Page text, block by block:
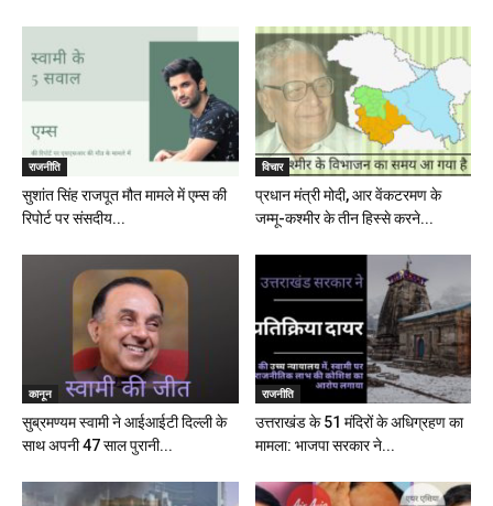
राजनीति
सुशांत सिंह राजपूत मौत मामले में एम्स की
रिपोर्ट पर संसदीय...
विचार
प्रधान मंत्री मोदी, आर वेंकटरमण के
जम्मू-कश्मीर के तीन हिस्से करने...
कानून
सुब्रमण्यम स्वामी ने आईआईटी दिल्ली के
साथ अपनी 47 साल पुरानी...
राजनीति
उत्तराखंड के 51 मंदिरों के अधिग्रहण का
मामला: भाजपा सरकार ने...